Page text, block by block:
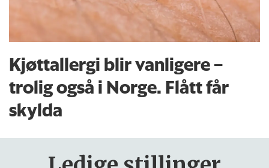
Kjøttallergi blir vanligere –
trolig også i Norge. Flått får
skylda